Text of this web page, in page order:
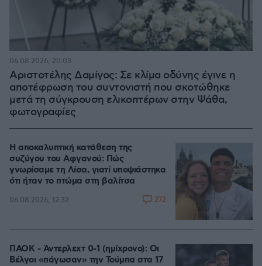
Αριστοτέλης Δαμίγος: Σε κλίμα οδύνης έγινε η
αποτέφρωση του συντονιστή που σκοτώθηκε
μετά τη σύγκρουση ελικοπτέρων στην Ψάθα,
φωτογραφίες
06.08.2026, 20:03
Η αποκαλυπτική κατάθεση της
συζύγου του Αφγανού: Πώς
γνωρίσαμε τη Λίσα, γιατί υποψιάστηκα
ότι ήταν το πτώμα στη βαλίτσα
06.08.2026, 12:32 272
ΠΑΟΚ - Άντερλεχτ 0-1 (ημίχρονο): Οι
Βέλγοι «πάγωσαν» την Τούμπα στα 17